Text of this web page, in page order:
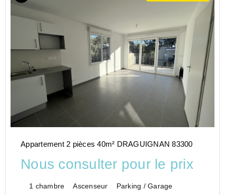
ALPES-
COTE-D-
Appartement 2 pièces 40m² DRAGUIGNAN 83300
Nous consulter pour le prix
1 chambre Ascenseur Parking / Garage